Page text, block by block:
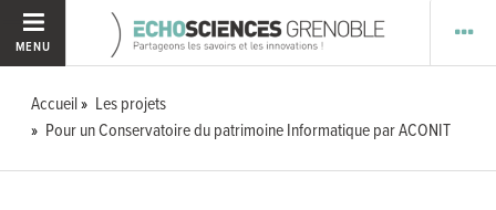
MENU
Accueil
Les projets
Pour un Conservatoire du patrimoine Informatique par ACONIT